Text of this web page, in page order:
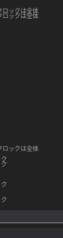
ロックは全体
ロックは全体
ロックは全体